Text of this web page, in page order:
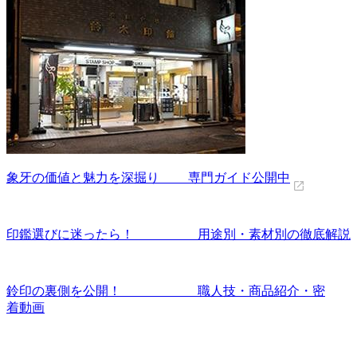
象牙の価値と魅力を深掘り 専門ガイド公開中
印鑑選びに迷ったら！ 用途別・素材別の徹底解説
鈴印の裏側を公開！ 職人技・商品紹介・密
着動画